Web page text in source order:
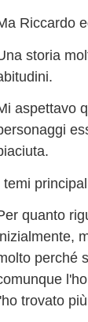
Riccardo
storia
aspettavo
temi
quanto
perché
l'ho trovato